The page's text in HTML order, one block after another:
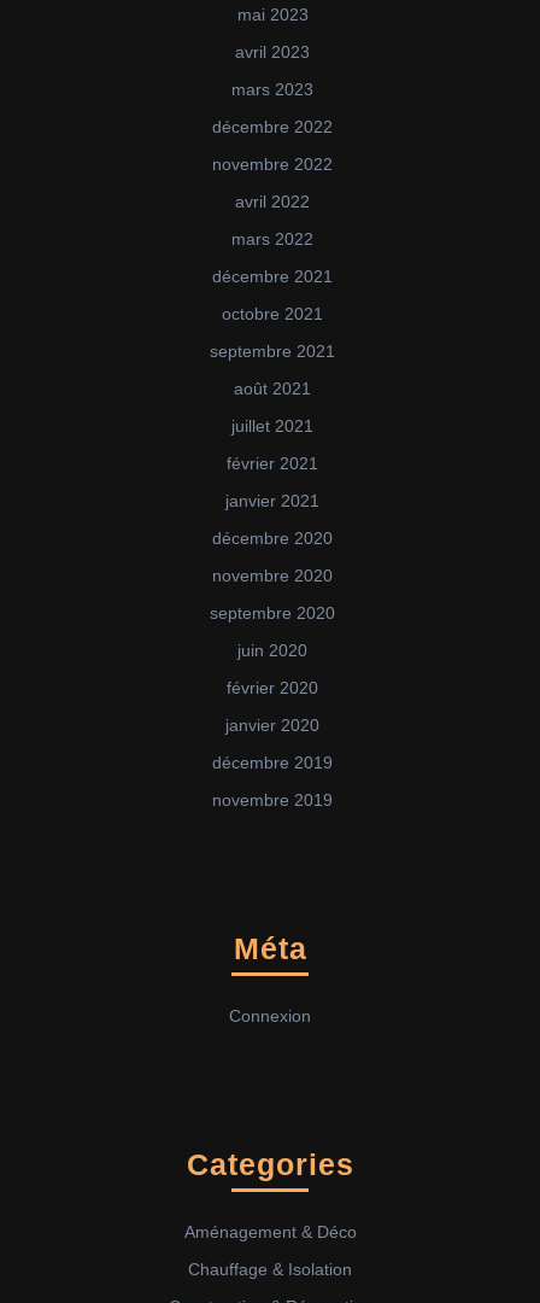
mai 2023
avril 2023
mars 2023
décembre 2022
novembre 2022
avril 2022
mars 2022
décembre 2021
octobre 2021
septembre 2021
août 2021
juillet 2021
février 2021
janvier 2021
décembre 2020
novembre 2020
septembre 2020
juin 2020
février 2020
janvier 2020
décembre 2019
novembre 2019
Méta
Connexion
Categories
Aménagement & Déco
Chauffage & Isolation